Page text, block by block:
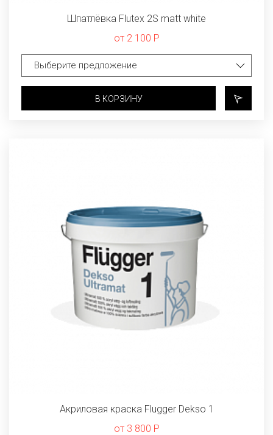
Шпатлёвка Flutex 2S matt white
от 2 100 Р
В КОРЗИНУ
Акриловая краска Flugger Dekso 1
от 3 800 Р